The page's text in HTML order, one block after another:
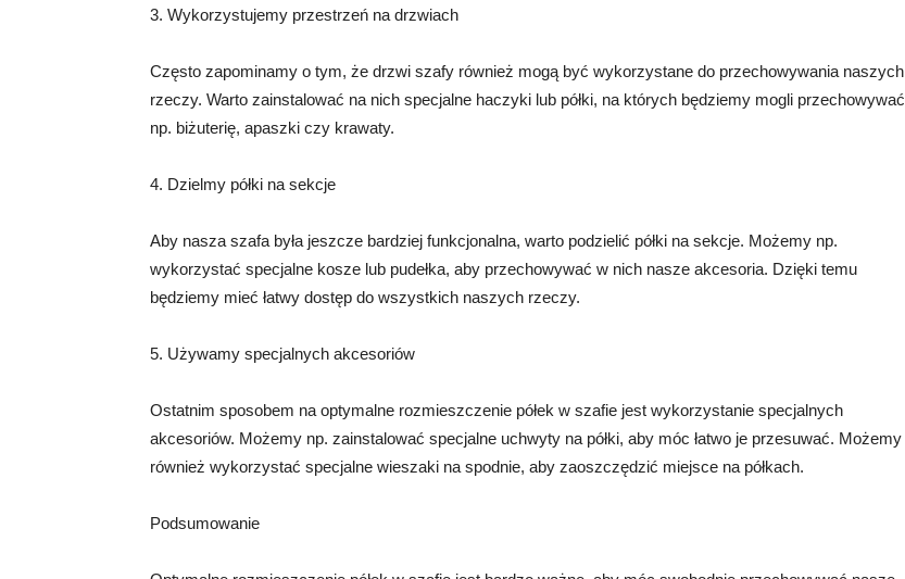
3. Wykorzystujemy przestrzeń na drzwiach
Często zapominamy o tym, że drzwi szafy również mogą być wykorzystane do przechowywania naszych
rzeczy. Warto zainstalować na nich specjalne haczyki lub półki, na których będziemy mogli przechowywać
np. biżuterię, apaszki czy krawaty.
4. Dzielmy półki na sekcje
Aby nasza szafa była jeszcze bardziej funkcjonalna, warto podzielić półki na sekcje. Możemy np.
wykorzystać specjalne kosze lub pudełka, aby przechowywać w nich nasze akcesoria. Dzięki temu
będziemy mieć łatwy dostęp do wszystkich naszych rzeczy.
5. Używamy specjalnych akcesoriów
Ostatnim sposobem na optymalne rozmieszczenie półek w szafie jest wykorzystanie specjalnych
akcesoriów. Możemy np. zainstalować specjalne uchwyty na półki, aby móc łatwo je przesuwać. Możemy
również wykorzystać specjalne wieszaki na spodnie, aby zaoszczędzić miejsce na półkach.
Podsumowanie